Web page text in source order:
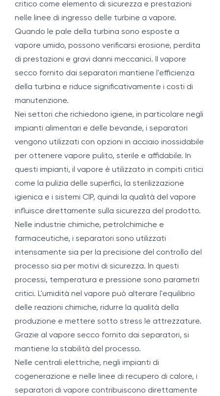
critico come elemento di sicurezza e prestazioni
nelle linee di ingresso delle turbine a vapore.
Quando le pale della turbina sono esposte a
vapore umido, possono verificarsi erosione, perdita
di prestazioni e gravi danni meccanici. Il vapore
secco fornito dai separatori mantiene l'efficienza
della turbina e riduce significativamente i costi di
manutenzione.
Nei settori che richiedono igiene, in particolare negli
impianti alimentari e delle bevande, i separatori
vengono utilizzati con opzioni in acciaio inossidabile
per ottenere vapore pulito, sterile e affidabile. In
questi impianti, il vapore è utilizzato in compiti critici
come la pulizia delle superfici, la sterilizzazione
igienica e i sistemi CIP, quindi la qualità del vapore
influisce direttamente sulla sicurezza del prodotto.
Nelle industrie chimiche, petrolchimiche e
farmaceutiche, i separatori sono utilizzati
intensamente sia per la precisione del controllo del
processo sia per motivi di sicurezza. In questi
processi, temperatura e pressione sono parametri
critici. L'umidità nel vapore può alterare l'equilibrio
delle reazioni chimiche, ridurre la qualità della
produzione e mettere sotto stress le attrezzature.
Grazie al vapore secco fornito dai separatori, si
mantiene la stabilità del processo.
Nelle centrali elettriche, negli impianti di
cogenerazione e nelle linee di recupero di calore, i
separatori di vapore contribuiscono direttamente